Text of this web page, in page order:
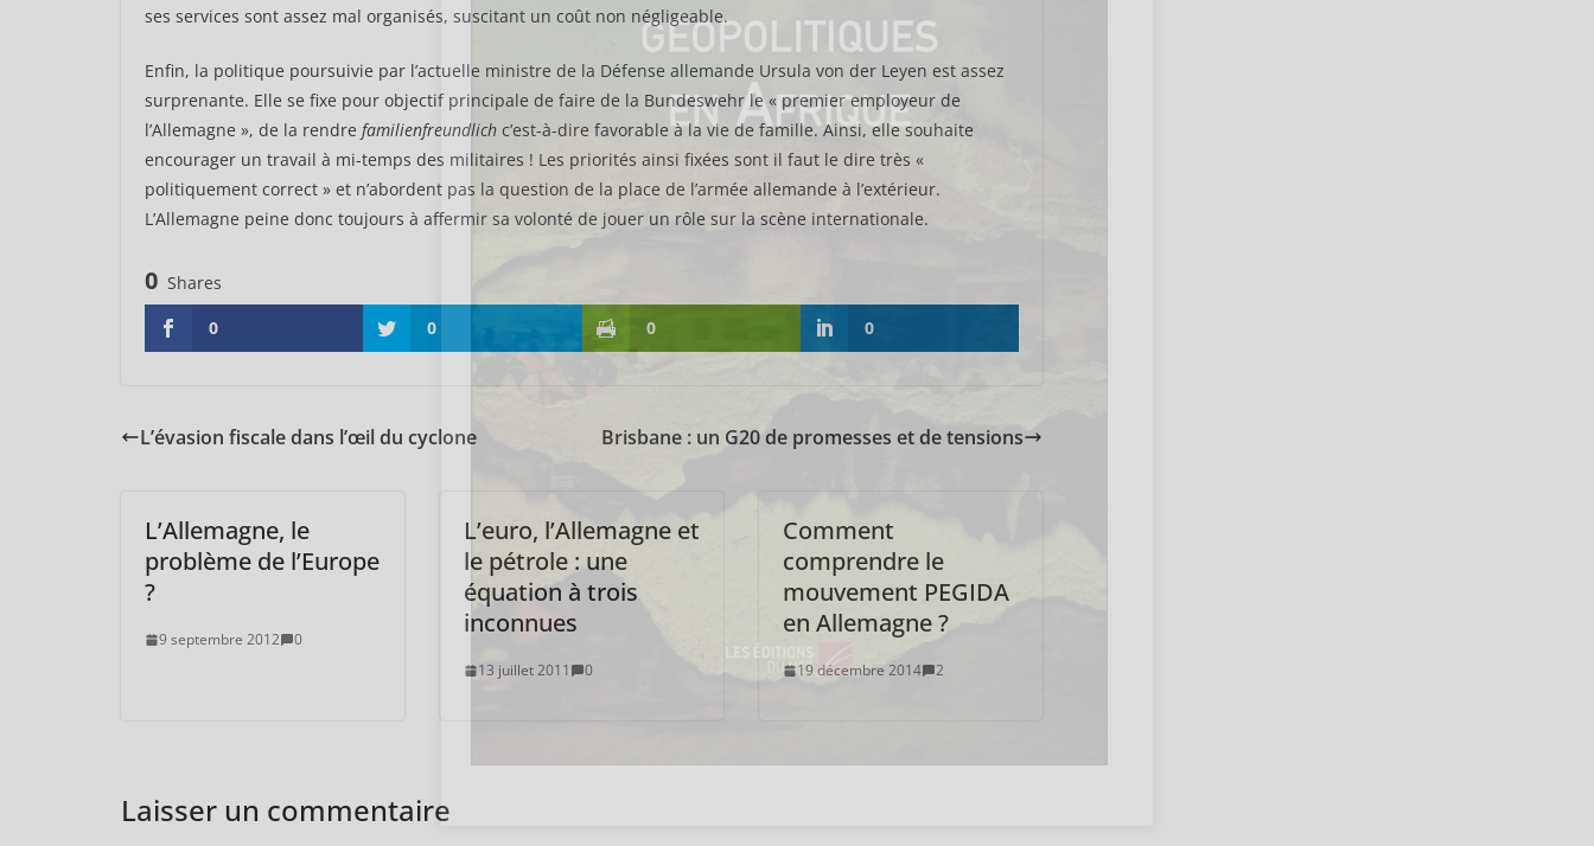
ses services sont assez mal organisés, suscitant un coût non négligeable.
Enfin, la politique poursuivie par l’actuelle ministre de la Défense allemande Ursula von der Leyen est assez
surprenante. Elle se fixe pour objectif principale de faire de la Bundeswehr le « premier employeur de
l’Allemagne », de la rendre familienfreundlich c’est-à-dire favorable à la vie de famille. Ainsi, elle souhaite
encourager un travail à mi-temps des militaires ! Les priorités ainsi fixées sont il faut le dire très «
politiquement correct » et n’abordent pas la question de la place de l’armée allemande à l’extérieur.
L’Allemagne peine donc toujours à affermir sa volonté de jouer un rôle sur la scène internationale.
0 Shares
0
0 0 0
L’évasion fiscale dans l’œil du cyclone Brisbane : un G20 de promesses et de tensions
L’Allemagne, le
problème de l’Europe
?
9 septembre 2012 0
L’euro, l’Allemagne et
le pétrole : une
équation à trois
inconnues
13 juillet 2011 0
Comment
comprendre le
mouvement PEGIDA
en Allemagne ?
19 décembre 2014 2
Laisser un commentaire